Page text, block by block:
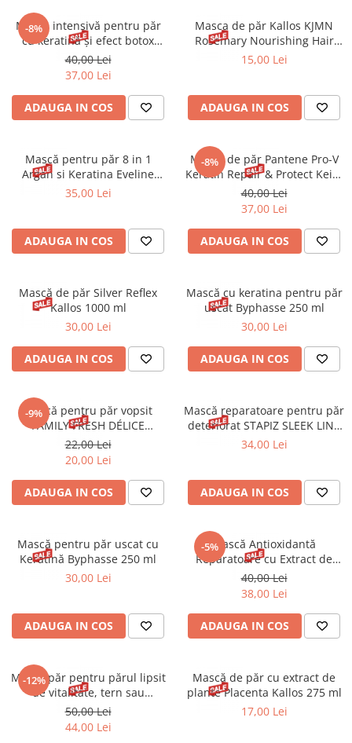
Creion dermatograf pleoape
Tus de ochi
Mascara (rimel)
Adeziv gene false
Scrub
Lip gloss/luciu buze
Creion contur
Masca buze
Machiaj Sprancene
Creion sprancene
Gel fixare sprancene
Mascara (rimel) sprancene
Vopsea sprancene
Ser sprancene
Creme/seruri ochi
Plasturi/Patch-uri
Sapun facial
Parfum/Apa de toaleta
dama/barbati
Produse pentru picioare
Produse Pentru Epilare
Periute dinti
Sampon Uscat
-8%
Mască intensivă pentru păr
cu keratină şi efect botox
Kormesic Professional Botox
Keratin Intensive Hair Mask
20 buc.X 10 g
40,00 Lei
37,00 Lei
ADAUGA IN COS
⁠Masca de păr Kallos KJMN
Rosemary Nourishing Hair
Mask 275 ml
15,00 Lei
ADAUGA IN COS
Mască pentru păr 8 in 1
Argan si Keratina Eveline
Cosmetics 300 ml
35,00 Lei
ADAUGA IN COS
-8%
Mască de păr Pantene Pro-V
Keratin Repair & Protect Keith
Haring 300 ml
40,00 Lei
37,00 Lei
ADAUGA IN COS
Mască de păr Silver Reflex
Kallos 1000 ml
30,00 Lei
ADAUGA IN COS
Mască cu keratina pentru păr
uscat Byphasse 250 ml
30,00 Lei
ADAUGA IN COS
-9%
Mască pentru păr vopsit
FAMILY FRESH DÉLICE
Byphasse 250 ml
22,00 Lei
20,00 Lei
ADAUGA IN COS
Mască reparatoare pentru păr
deteriorat STAPIZ SLEEK LINE
250 ml
34,00 Lei
ADAUGA IN COS
Mască pentru păr uscat cu
Keratină Byphasse 250 ml
30,00 Lei
ADAUGA IN COS
-5%Mască Antioxidantă
Reparatoare cu Extract de
Ceapă Babaria 400 ml
40,00 Lei
38,00 Lei
ADAUGA IN COS
-12%
Mască păr pentru părul lipsit
de vitalitate, tern sau
electrizat TRESemmé Lamellar
Shine 440 ml
50,00 Lei
44,00 Lei
Mască de păr cu extract de
plante Placenta Kallos 275 ml
17,00 Lei